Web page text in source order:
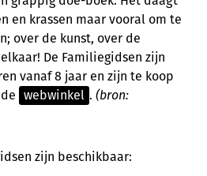
en krassen maar vooral om te
over de kunst, over de
De Familiegidsen zijn
vanaf 8 jaar en zijn te koop
webwinkel . (bron:
zijn beschikbaar: